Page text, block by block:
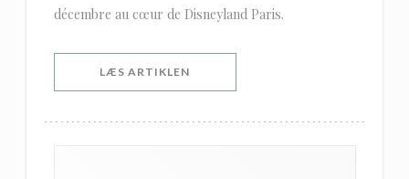
décembre au cœur de Disneyland Paris.
LÆS ARTIKLEN